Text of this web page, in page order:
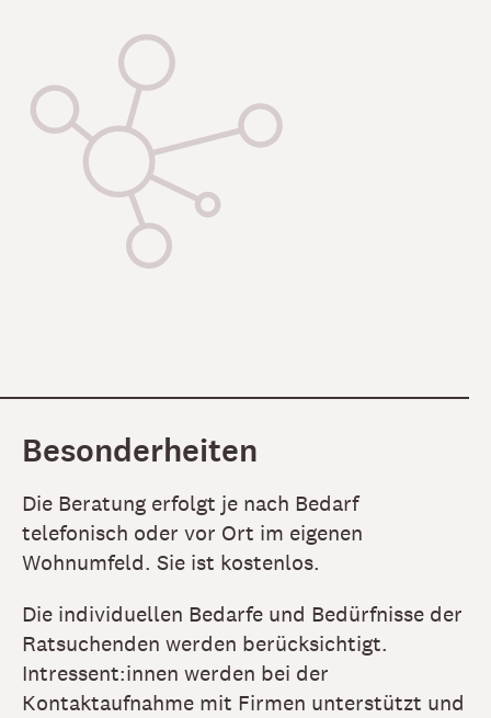
Besonderheiten
Die Beratung erfolgt je nach Bedarf
telefonisch oder vor Ort im eigenen
Wohnumfeld. Sie ist kostenlos.
Die individuellen Bedarfe und Bedürfnisse der
Ratsuchenden werden berücksichtigt.
Intressent:innen werden bei der
Kontaktaufnahme mit Firmen unterstützt und